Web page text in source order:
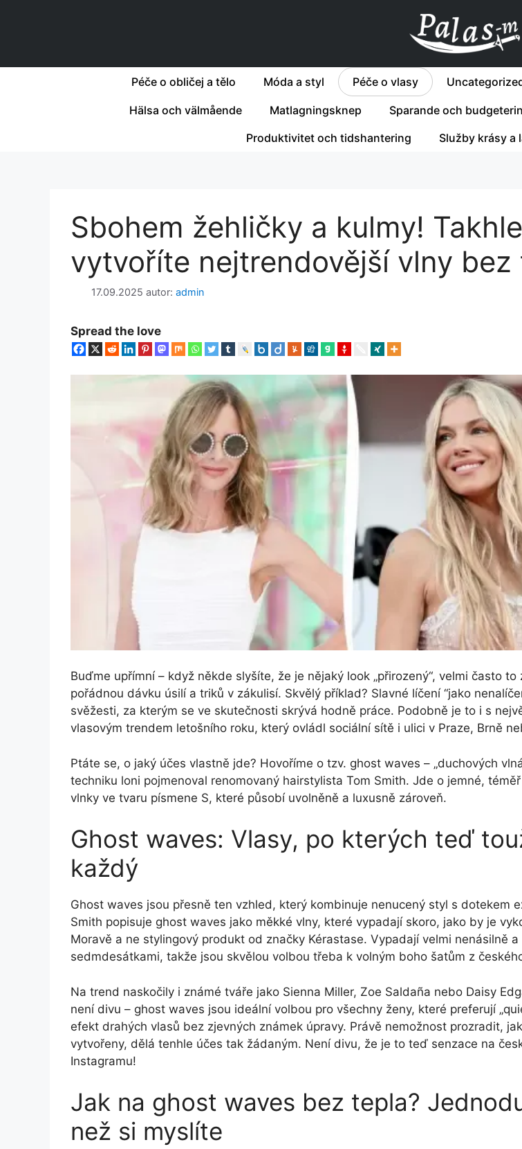
Péče o obličej a tělo Móda a styl Péče o vlasy
Hälsa och välmående Matlagningsknep Sparande och
Produktivitet och tidshantering
Služby krásy a
Sbohem žehličky a kulmy! Takhle
vytvoříte nejtrendovější vlny bez
17.09.2025 autor: admin
Spread the love
Buďme upřímní – když někde slyšíte, že je nějaký look „přirozený“, velmi často to
pořádnou dávku úsilí a triků v zákulisí. Skvělý příklad? Slavné líčení “jako
svěžesti, za kterým se ve skutečnosti skrývá hodně práce. Podobně je to i s
vlasovým trendem letošního roku, který ovládl sociální sítě i ulici v Praze, Brně
Ptáte se, o jaký účes vlastně jde? Hovoříme o tzv. ghost waves – „duchových
techniku loni pojmenoval renomovaný hairstylista Tom Smith. Jde o jemné,
vlnky ve tvaru písmene S, které působí uvolněně a luxusně zároveň.
Ghost waves: Vlasy, po kterých teď
každý
Ghost waves jsou přesně ten vzhled, který kombinuje nenucený styl s dotekem
Smith popisuje ghost waves jako měkké vlny, které vypadají skoro, jako by je
Moravě a ne stylingový produkt od značky Kérastase. Vypadají velmi nenásilně a
sedmdesátkami, takže jsou skvělou volbou třeba k volným boho šatům z
Na trend naskočily i známé tváře jako Sienna Miller, Zoe Saldaña nebo Daisy
není divu – ghost waves jsou ideální volbou pro všechny ženy, které preferují
efekt drahých vlasů bez zjevných známek úpravy. Právě nemožnost prozradit,
vytvořeny, dělá tenhle účes tak žádaným. Není divu, že je to teď senzace na
Instagramu!
Jak na ghost waves bez tepla?
než si myslíte